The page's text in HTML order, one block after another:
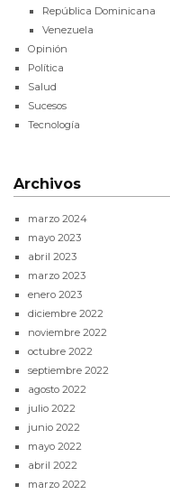
República Dominicana
Venezuela
Opinión
Política
Salud
Sucesos
Tecnología
Archivos
marzo 2024
mayo 2023
abril 2023
marzo 2023
enero 2023
diciembre 2022
noviembre 2022
octubre 2022
septiembre 2022
agosto 2022
julio 2022
junio 2022
mayo 2022
abril 2022
marzo 2022